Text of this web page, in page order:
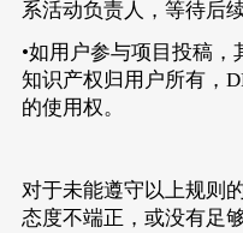
系活动负责人，等待后续
•如用户参与项目投稿
知识产权归用户所有，
的使用权。
对于未能遵守以上规则
态度不端正，或没有足